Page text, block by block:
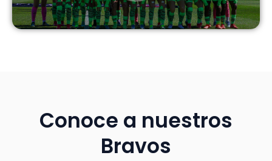
Conoce a nuestros
Bravos